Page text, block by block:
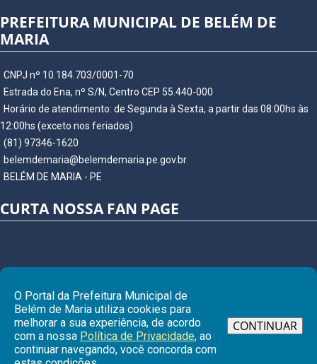
PREFEITURA MUNICIPAL DE BELÉM DE
MARIA
CNPJ nº 10.184.703/0001-70
Estrada do Ena, nº S/N, Centro CEP 55.440-000
Horário de atendimento: de Segunda à Sexta, a partir das 08:00hs às
12:00hs (exceto nos feriados)
(81) 97346-1620
belemdemaria@belemdemaria.pe.gov.br
BELÉM DE MARIA - PE
CURTA NOSSA FAN PAGE
O Portal da Prefeitura Municipal de
Belém de Maria utiliza cookies para
melhorar a sua experiência, de acordo
com a nossa Política de Privacidade, ao
continuar navegando, você concorda com
CONTINUAR